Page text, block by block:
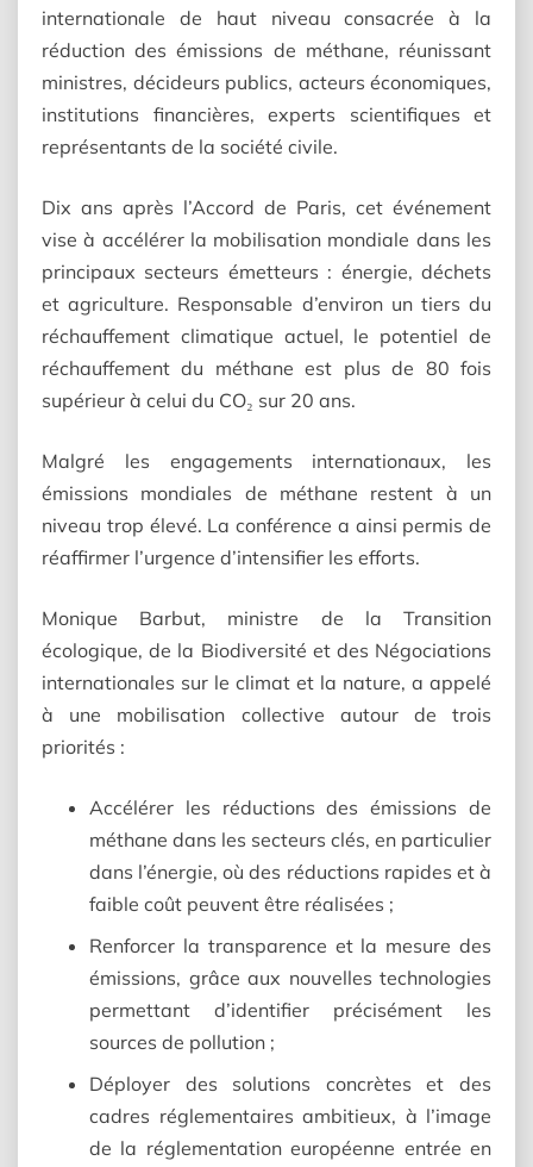
internationale de haut niveau consacrée à la
réduction des émissions de méthane, réunissant
ministres, décideurs publics, acteurs économiques,
institutions financières, experts scientifiques et
représentants de la société civile.
Dix ans après l’Accord de Paris, cet événement
vise à accélérer la mobilisation mondiale dans les
principaux secteurs émetteurs : énergie, déchets
et agriculture. Responsable d’environ un tiers du
réchauffement climatique actuel, le potentiel de
réchauffement du méthane est plus de 80 fois
supérieur à celui du CO₂ sur 20 ans.
Malgré les engagements internationaux, les
émissions mondiales de méthane restent à un
niveau trop élevé. La conférence a ainsi permis de
réaffirmer l’urgence d’intensifier les efforts.
Monique Barbut, ministre de la Transition
écologique, de la Biodiversité et des Négociations
internationales sur le climat et la nature, a appelé
à une mobilisation collective autour de trois
priorités :
Accélérer les réductions des émissions de
méthane dans les secteurs clés, en particulier
dans l’énergie, où des réductions rapides et à
faible coût peuvent être réalisées ;
Renforcer la transparence et la mesure des
émissions, grâce aux nouvelles technologies
permettant d’identifier précisément les
sources de pollution ;
Déployer des solutions concrètes et des
cadres réglementaires ambitieux, à l’image
de la réglementation européenne entrée en